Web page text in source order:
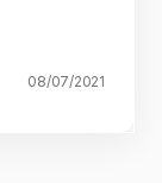
08/07/2021